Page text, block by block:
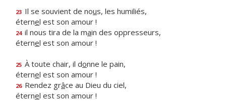
23 Il se souvient de nous, les humiliés,
éternel est son amour !
24 il nous tira de la main des oppresseurs,
éternel est son amour !
25 À toute chair, il donne le pain,
éternel est son amour !
26 Rendez grâce au Dieu du ciel,
éternel est son amour !